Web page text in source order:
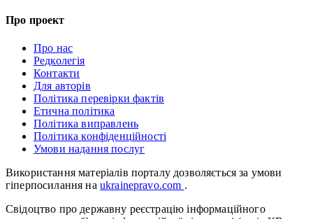
Про проект
Про нас
Редколегія
Контакти
Для авторів
Політика перевірки фактів
Етична політика
Політика виправлень
Політика конфіденційності
Умови надання послуг
Використання матеріалів порталу дозволяється за умови
гіперпосилання на ukrainepravo.com .
Свідоцтво про державну реєстрацію інформаційного